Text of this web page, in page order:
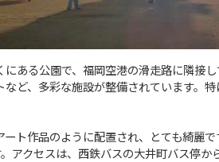
ある公園で、福岡空港の滑走路に隣接
ど、多彩な施設が整備されています。
ト作品のように配置され、とても綺麗
アクセスは、西鉄バスの大井町バス停か